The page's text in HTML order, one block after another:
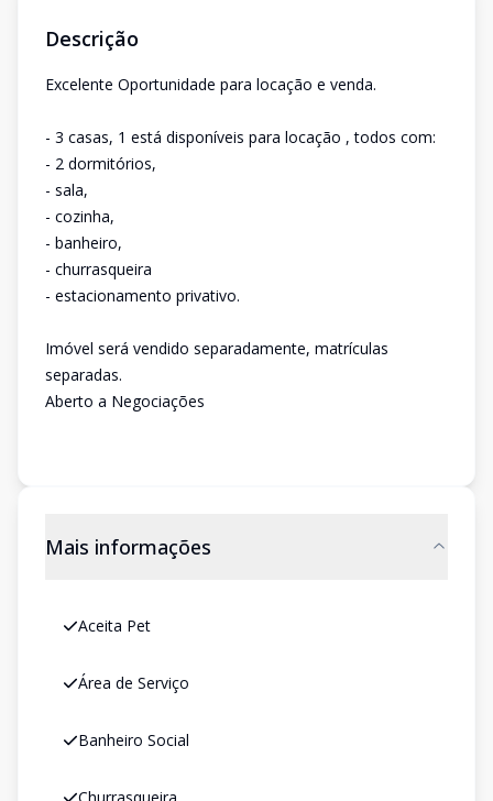
Descrição
Excelente Oportunidade para locação e venda.
- 3 casas, 1 está disponíveis para locação , todos com:
- 2 dormitórios,
- sala,
- cozinha,
- banheiro,
- churrasqueira
- estacionamento privativo.
Imóvel será vendido separadamente, matrículas
separadas.
Aberto a Negociações
Mais informações
Aceita Pet
Área de Serviço
Banheiro Social